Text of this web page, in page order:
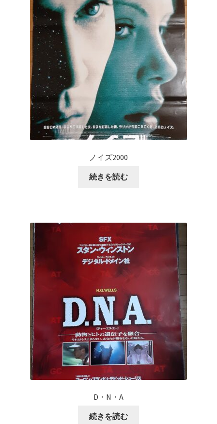
ノイズ2000
続きを読む
D・N・A
続きを読む